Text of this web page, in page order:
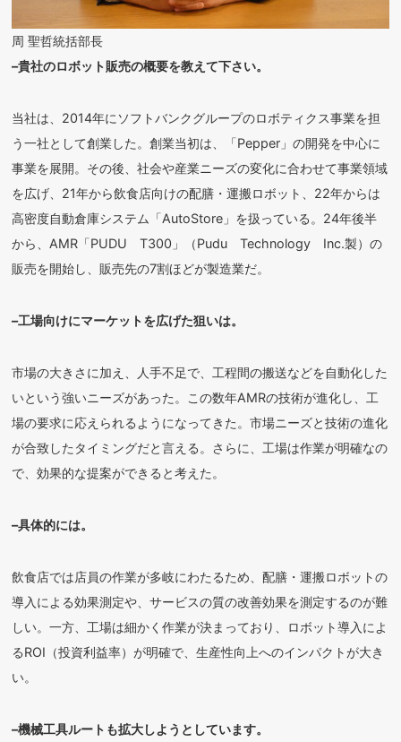
周 聖哲統括部長
–貴社のロボット販売の概要を教えて下さい。
当社は、2014年にソフトバンクグループのロボティクス事業を担
う一社として創業した。創業当初は、「Pepper」の開発を中心に
事業を展開。その後、社会や産業ニーズの変化に合わせて事業領域
を広げ、21年から飲食店向けの配膳・運搬ロボット、22年からは
高密度自動倉庫システム「AutoStore」を扱っている。24年後半
から、AMR「PUDU T300」（Pudu Technology Inc.製）の
販売を開始し、販売先の7割ほどが製造業だ。
–工場向けにマーケットを広げた狙いは。
市場の大きさに加え、人手不足で、工程間の搬送などを自動化した
いという強いニーズがあった。この数年AMRの技術が進化し、工
場の要求に応えられるようになってきた。市場ニーズと技術の進化
が合致したタイミングだと言える。さらに、工場は作業が明確なの
で、効果的な提案ができると考えた。
–具体的には。
飲食店では店員の作業が多岐にわたるため、配膳・運搬ロボットの
導入による効果測定や、サービスの質の改善効果を測定するのが難
しい。一方、工場は細かく作業が決まっており、ロボット導入によ
るROI（投資利益率）が明確で、生産性向上へのインパクトが大き
い。
–機械工具ルートも拡大しようとしています。